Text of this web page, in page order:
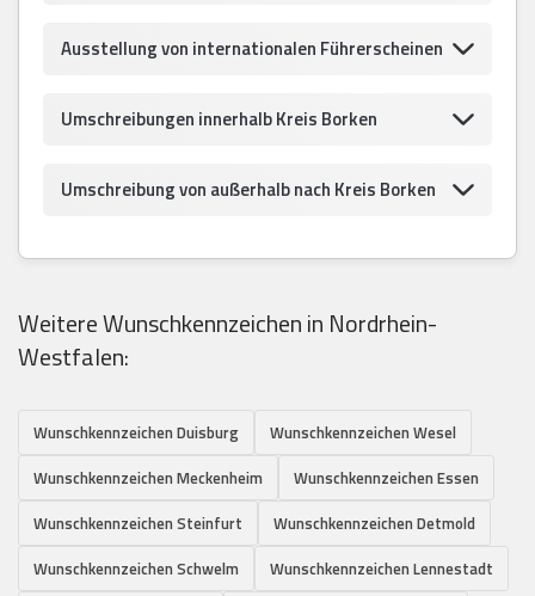
Ausstellung von internationalen Führerscheinen
Umschreibungen innerhalb Kreis Borken
Umschreibung von außerhalb nach Kreis Borken
Weitere Wunschkennzeichen in Nordrhein-
Westfalen:
Wunschkennzeichen Duisburg
Wunschkennzeichen Wesel
Wunschkennzeichen Meckenheim
Wunschkennzeichen Essen
Wunschkennzeichen Steinfurt
Wunschkennzeichen Detmold
Wunschkennzeichen Schwelm
Wunschkennzeichen Lennestadt